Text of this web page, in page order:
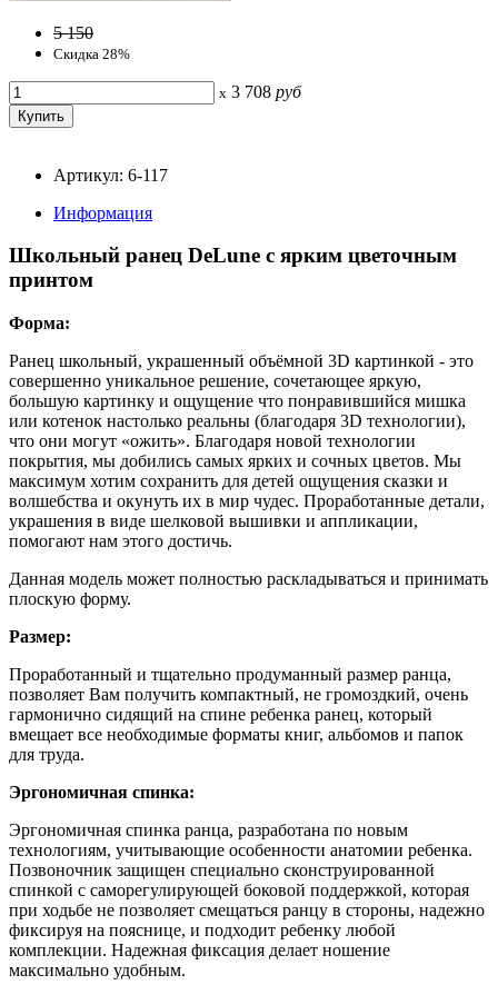
5 150
Скидка 28%
x 3 708 руб
Артикул: 6-117
Информация
Школьный ранец DeLune с ярким цветочным
принтом
Форма:
Ранец школьный, украшенный объёмной 3D картинкой - это
совершенно уникальное решение, сочетающее яркую,
большую картинку и ощущение что понравившийся мишка
или котенок настолько реальны (благодаря 3D технологии),
что они могут «ожить». Благодаря новой технологии
покрытия, мы добились самых ярких и сочных цветов. Мы
максимум хотим сохранить для детей ощущения сказки и
волшебства и окунуть их в мир чудес. Проработанные детали,
украшения в виде шелковой вышивки и аппликации,
помогают нам этого достичь.
Данная модель может полностью раскладываться и принимать
плоскую форму.
Размер:
Проработанный и тщательно продуманный размер ранца,
позволяет Вам получить компактный, не громоздкий, очень
гармонично сидящий на спине ребенка ранец, который
вмещает все необходимые форматы книг, альбомов и папок
для труда.
Эргономичная спинка:
Эргономичная спинка ранца, разработана по новым
технологиям, учитывающие особенности анатомии ребенка.
Позвоночник защищен специально сконструированной
спинкой с саморегулирующей боковой поддержкой, которая
при ходьбе не позволяет смещаться ранцу в стороны, надежно
фиксируя на пояснице, и подходит ребенку любой
комплекции. Надежная фиксация делает ношение
максимально удобным.